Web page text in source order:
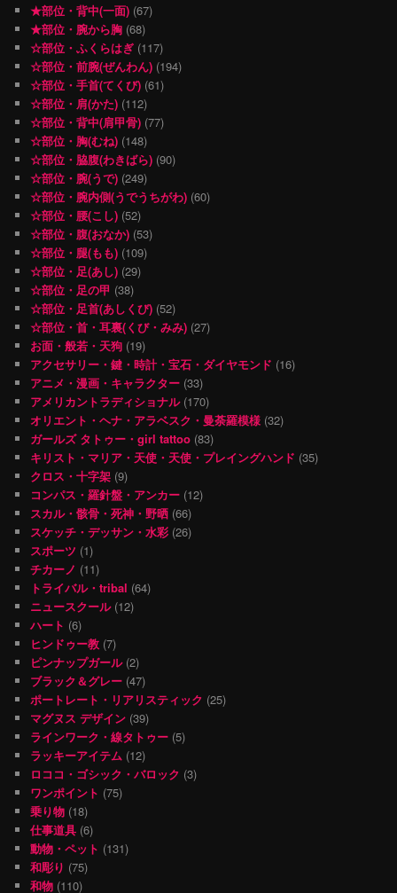
★部位・背中(一面) (67)
★部位・腕から胸 (68)
☆部位・ふくらはぎ (117)
☆部位・前腕(ぜんわん) (194)
☆部位・手首(てくび) (61)
☆部位・肩(かた) (112)
☆部位・背中(肩甲骨) (77)
☆部位・胸(むね) (148)
☆部位・脇腹(わきばら) (90)
☆部位・腕(うで) (249)
☆部位・腕内側(うでうちがわ) (60)
☆部位・腰(こし) (52)
☆部位・腹(おなか) (53)
☆部位・腿(もも) (109)
☆部位・足(あし) (29)
☆部位・足の甲 (38)
☆部位・足首(あしくび) (52)
☆部位・首・耳裏(くび・みみ) (27)
お面・般若・天狗 (19)
アクセサリー・鍵・時計・宝石・ダイヤモンド (16)
アニメ・漫画・キャラクター (33)
アメリカントラディショナル(170)
オリエント・ヘナ・アラベスク・曼荼羅模様 (32)
ガールズ タトゥー・girl tattoo (83)
キリスト・マリア・天使・天使・プレイングハンド (35)
クロス・十字架 (9)
コンパス・羅針盤・アンカー (12)
スカル・骸骨・死神・野晒 (66)
スケッチ・デッサン・水彩 (26)
スポーツ (1)
チカーノ (11)
トライバル・tribal (64)
ニュースクール(12)
ハート (6)
ヒンドゥー教 (7)
ピンナップガール(2)
ブラック＆グレー (47)
ポートレート・リアリスティック (25)
マグヌス デザイン (39)
ラインワーク・線タトゥー (5)
ラッキーアイテム (12)
ロココ・ゴシック・バロック (3)
ワンポイント (75)
乗り物 (18)
仕事道具 (6)
動物・ペット (131)
和彫り (75)
和物 (110)